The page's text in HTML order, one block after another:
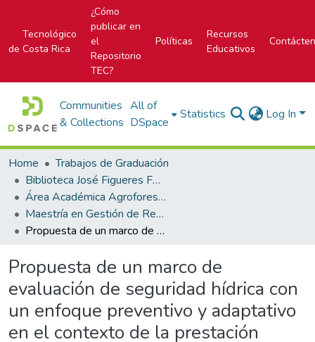
Tecnológico
de Costa Rica
¿Cómo
publicar en
el
Repositorio
TEC?
Políticas
Recursos
Educativos
Communities
& Collections
All of
DSpace
Statistics Log In
Home
Trabajos de Graduación
Biblioteca José Figueres Ferrer
Área Académica Agroforestal
Maestría en Gestión de Recursos Naturales y Tecnologías de Producción
Propuesta de un marco de evaluación de seguridad hídrica con un enfoque preventivo y adaptativo en el contexto de la prestación sostenible del servicio de abastecimiento de agua potable a cargo del Instituto Costarricense de Acueductos y Alcantarillados
Propuesta de un marco de
evaluación de seguridad hídrica con
un enfoque preventivo y adaptativo
en el contexto de la prestación